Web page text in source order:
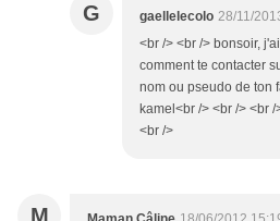
G gaellelecolo 28/11/
<br /> <br /> bonsoir,
comment te contacter
nom ou pseudo de ton
kamel<br /> <br /> <br
<br />
M